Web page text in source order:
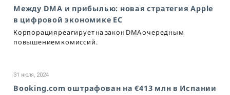
Между DMA и прибылью: новая стратегия Apple
в цифровой экономике ЕС
Корпорация реагирует на закон DMA очередным
повышением комиссий.
31 июля, 2024
Booking.com оштрафован на €413 млн в Испании